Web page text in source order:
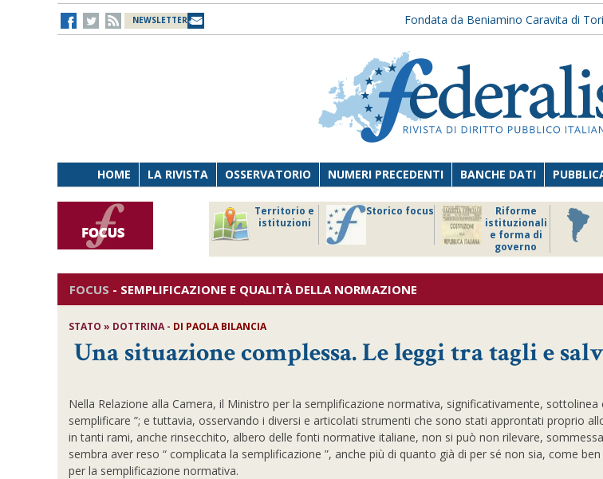
NEWSLETTER Fondata da Beniamino Caravita di
HOME LA RIVISTA OSSERVATORIO NUMERI PRECEDENTI BANCHE DATI
Territorio e
istituzioni
Storico focus
Riforme
istituzionali
e forma di
governo
FOCUS - SEMPLIFICAZIONE E QUALITÀ DELLA NORMAZIONE
STATO » DOTTRINA - DI PAOLA BILANCIA
Una situazione complessa. Le leggi tra tagli e
Nella Relazione alla Camera, il Ministro per la semplificazione normativa, significativamente, sottolinea
semplificare ”; e tuttavia, osservando i diversi e articolati strumenti che sono stati approntati proprio
in tanti rami, anche rinsecchito, albero delle fonti normative italiane, non si può non rilevare,
sembra aver reso “ complicata la semplificazione ”, anche più di quanto già di per sé non sia, come
per la semplificazione normativa.